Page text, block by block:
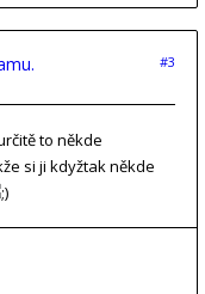
#3
to někde
si ji kdyžtak někde